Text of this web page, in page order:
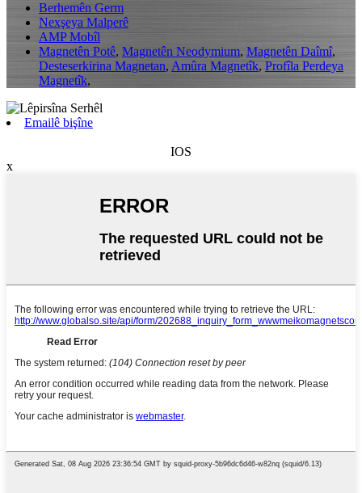
Berhemên Germ
Nexşeya Malperê
AMP Mobîl
Magnetên Potê, Magnetên Neodymium, Magnetên Daîmî,
Desteserkirina Magnetan, Amûra Magnetîk, Profîla Perdeya
Magnetîk,
Emailê bişîne
IOS
x